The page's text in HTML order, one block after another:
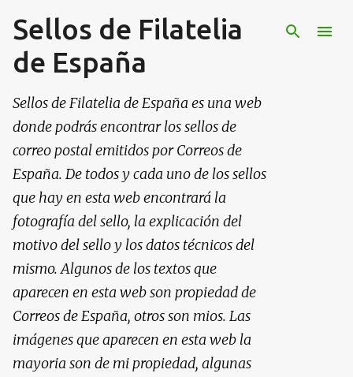
Ir al contenido principal
Sellos de Filatelia
de España
Sellos de Filatelia de España es una web
donde podrás encontrar los sellos de
correo postal emitidos por Correos de
España. De todos y cada uno de los sellos
que hay en esta web encontrará la
fotografía del sello, la explicación del
motivo del sello y los datos técnicos del
mismo. Algunos de los textos que
aparecen en esta web son propiedad de
Correos de España, otros son mios. Las
imágenes que aparecen en esta web la
mayoria son de mi propiedad, algunas